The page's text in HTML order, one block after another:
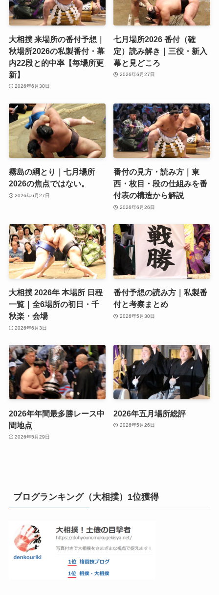
大相撲 来場所の番付予想｜
秋場所2026の私製番付・幕
内22段と的中率【毎場所更
新】
2026年6月30日
七月場所2026 番付（確
定）読み解き｜三役・新入
幕と見どころ
2026年6月27日
霧島の綱とり｜七月場所
2026の焦点ではない。
2026年6月27日
番付の見方・読み方｜東
西・枚目・段の仕組みを番
付表の構造から解説
2026年6月26日
大相撲 2026年 本場所 日程
一覧｜全6場所の初日・千
秋楽・会場
2026年6月3日
番付予想の読み方｜私製番
付と考察まとめ
2026年5月30日
2026年年間最多勝レース中
間地点
2026年5月29日
2026年五月場所総評
2026年5月26日
ブログランキング（大相撲）1位獲得